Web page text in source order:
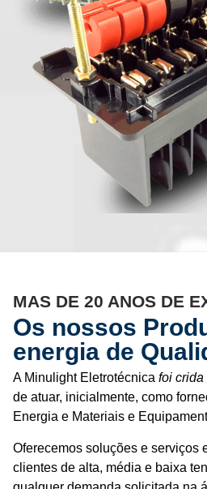
MAS DE 20 ANOS DE
Os nossos
energia de
A Minulight Eletrotécnica foi crida
de atuar, inicialmente, como
Energia e Materiais e
Oferecemos soluções e serviços
clientes de alta, média e baixa